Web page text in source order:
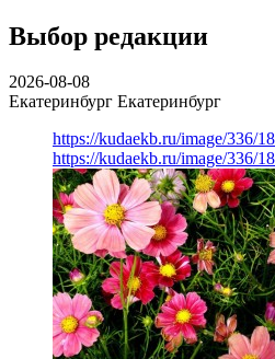
Выбор редакции
2026-08-08
Екатеринбург Екатеринбург
https://kudaekb.ru/image/336/
https://kudaekb.ru/image/336/